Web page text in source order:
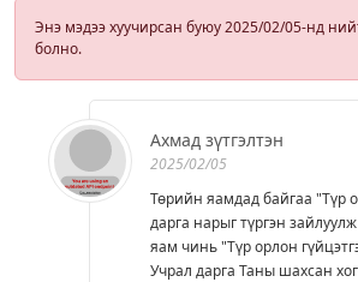
Энэ мэдээ хуучирсан буюу 2025/02/05-нд
болно.
Ахмад зүтгэлтэн
2025/02/05
Төрийн яамдад байгаа "Түр
дарга нарыг түргэн
яам чинь "Түр орлон
Учрал дарга Таны шахсан